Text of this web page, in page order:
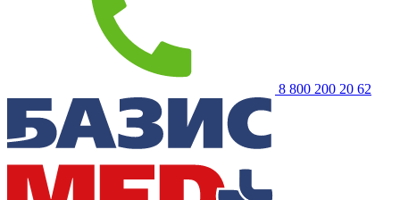
8 800 200 20 62